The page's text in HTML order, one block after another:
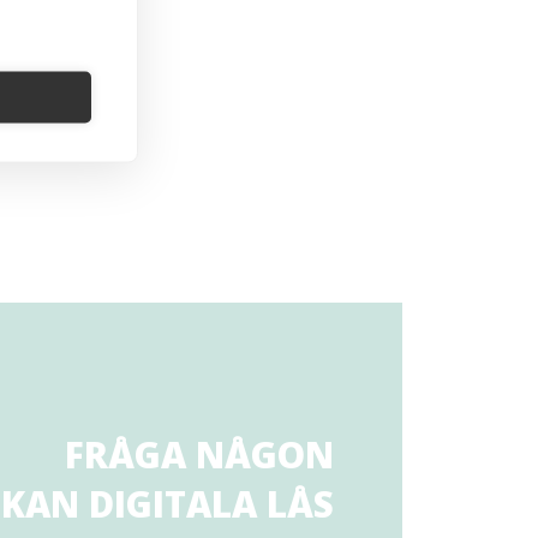
FRÅGA NÅGON
DIGITALA LÅS